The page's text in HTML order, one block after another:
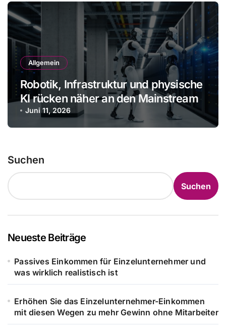
Allgemein
Robotik, Infrastruktur und physische
KI rücken näher an den Mainstream
Juni 11, 2026
Suchen
Suchen
Neueste Beiträge
Passives Einkommen für Einzelunternehmer und
was wirklich realistisch ist
Erhöhen Sie das Einzelunternehmer-Einkommen
mit diesen Wegen zu mehr Gewinn ohne Mitarbeiter